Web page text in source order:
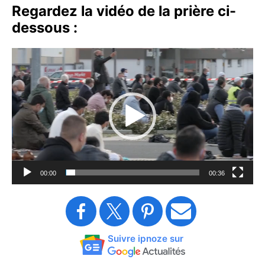
Regardez la vidéo de la prière ci-
dessous :
Lecteur
vidéo
00:00 00:36
Suivre ipnoze sur